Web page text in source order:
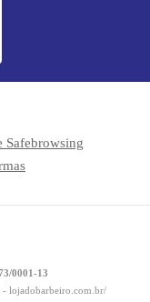
0001-13
lojadobarbeiro.com.br/